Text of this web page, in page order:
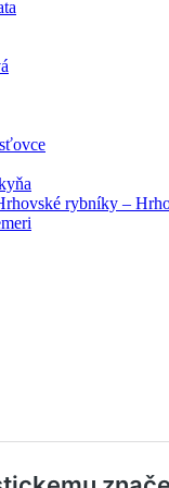
rybníky –